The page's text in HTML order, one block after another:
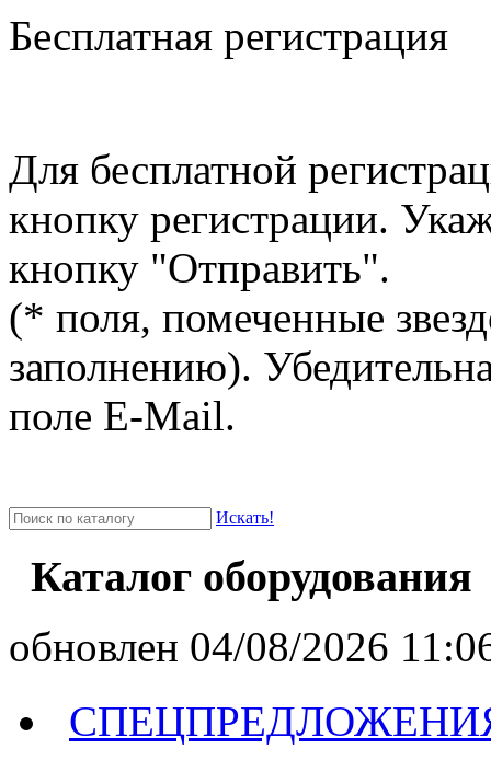
Бесплатная регистрация
Для бесплатной
кнопку регистрации.
кнопку "Отправить".
(* поля, помеченные
заполнению).
поле E-Mail.
Искать!
Каталог оборудования
oбновлен 04/08/2026